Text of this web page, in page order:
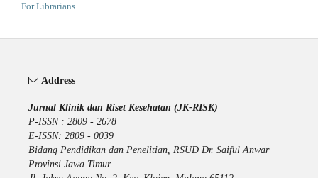
For Librarians
Address
Jurnal Klinik dan Riset Kesehatan (JK-RISK)
P-ISSN : 2809 - 2678
E-ISSN: 2809 - 0039
Bidang Pendidikan dan Penelitian, RSUD Dr. Saiful Anwar
Provinsi Jawa Timur